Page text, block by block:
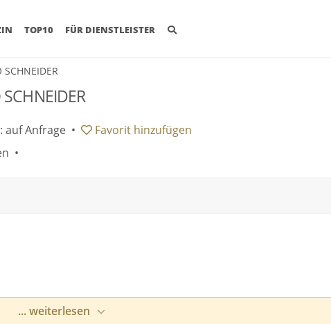
(CURRENT)
TOP10 FÜR DIENSTLEISTER
auf Anfrage • Favorit hinzufügen
•
gutes Essen.
... weiterlesen